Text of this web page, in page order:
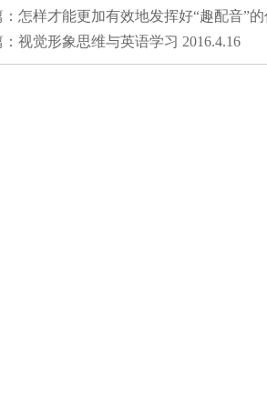
怎样才能更加有效地发挥好“趣配音”的
视觉形象思维与英语学习 2016.4.16